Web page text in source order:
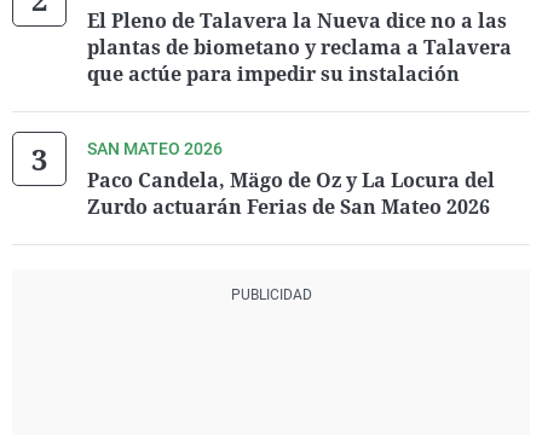
El Pleno de Talavera la Nueva dice no a las
plantas de biometano y reclama a Talavera
que actúe para impedir su instalación
SAN MATEO 2026
Paco Candela, Mägo de Oz y La Locura del
Zurdo actuarán Ferias de San Mateo 2026